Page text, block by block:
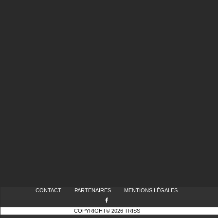
CONTACT PARTENAIRES MENTIONS LÉGALES
COPYRIGHT© 2026 TRISS